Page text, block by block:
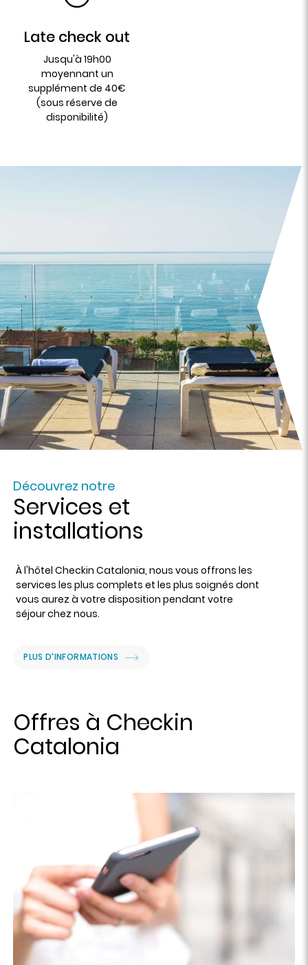
Late check out
Jusqu'à 19h00
moyennant un
supplément de 40€
(sous réserve de
disponibilité)
Découvrez notre
Services et
installations
À l'hôtel Checkin Catalonia, nous vous offrons les
services les plus complets et les plus soignés dont
vous aurez à votre disposition pendant votre
séjour chez nous.
PLUS D'INFORMATIONS
Offres à Checkin
Catalonia